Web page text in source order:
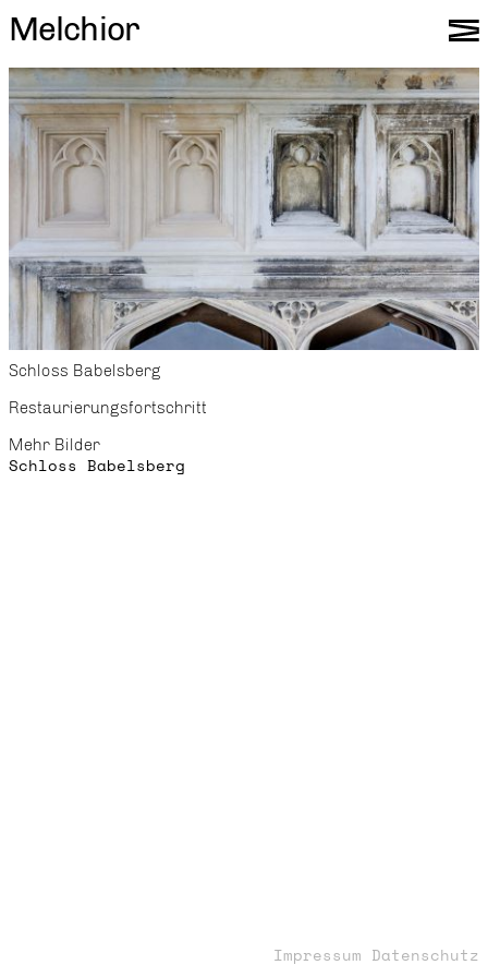
Melchior
Schloss Babelsberg
Restaurierungsfortschritt
Mehr Bilder
Schloss Babelsberg
Impressum Datenschutz